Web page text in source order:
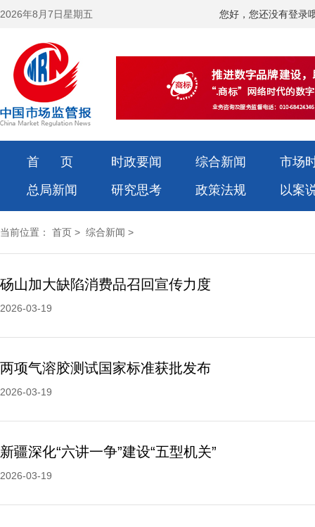
2026年8月7日星期五 您好，您还没有登录
首 页 时政要闻 综合新闻
市场
总局新闻
研究思考 政策法规 以案
当前位置： 首页 > 综合新闻 >
砀山加大缺陷消费品召回宣传力度
2026-03-19
两项气溶胶测试国家标准获批发布
2026-03-19
新疆深化“六讲一争”建设“五型机关”
2026-03-19